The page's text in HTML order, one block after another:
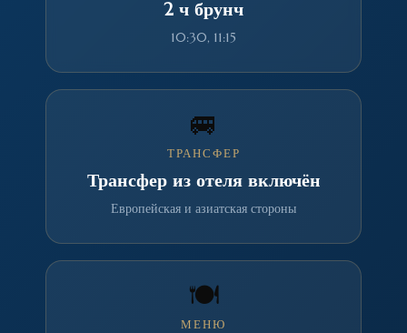
2 ч брунч
10:30, 11:15
🚐
ТРАНСФЕР
Трансфер из отеля включён
Европейская и азиатская стороны
🍽️
МЕНЮ